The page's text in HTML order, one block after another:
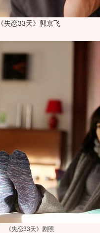
《失恋33天》郭京飞
《失恋33天》剧照